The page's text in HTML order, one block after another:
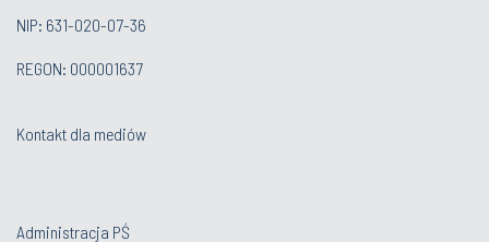
NIP: 631-020-07-36
REGON: 000001637
Kontakt dla mediów
Administracja PŚ